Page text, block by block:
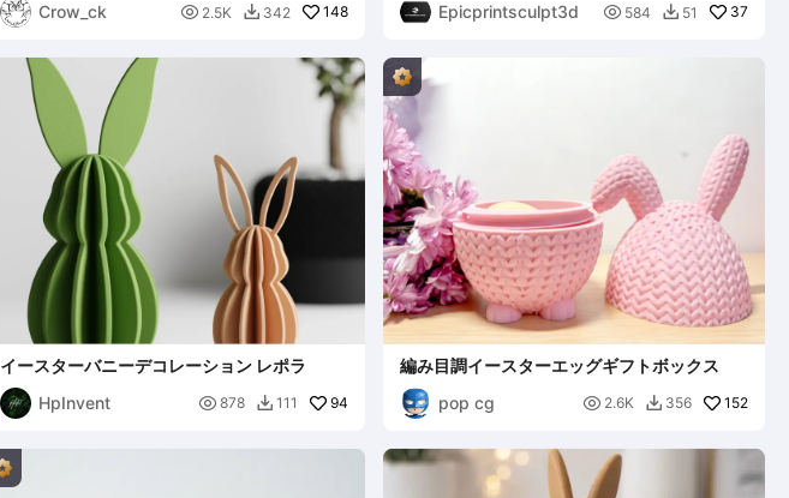
Crow_ck
 2.5K  342 148
Epicprintsculpt3d
 584  51 37
イースターバニーデコレーション レポラ
HpInvent
 878  111 94
編み目調イースターエッグギフトボックス
pop cg
 2.6K  356 152